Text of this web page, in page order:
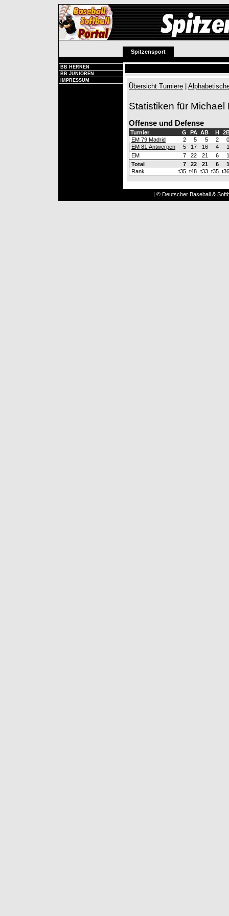
Spitzensport
BB HERREN
BB JUNIOREN
IMPRESSUM
Übersicht Turniere
Statistiken für Michael
Offense und Defense
Turnier G PA AB H
EM 79 Madrid
2 5 5 2
0
EM 81 Antwerpen
5 17 16 4
1
EM
7 22 21 6
1
Total
7 22 21 6
1
Rank
t35 t48 t33 t35 t36
| © Deutscher Baseball &